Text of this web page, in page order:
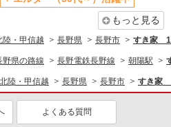
もっと見る
陸・甲信越 長野県 長野市 すき家
野県の路線 長野電鉄長野線 朝陽駅
北陸・甲信越 長野県 長野市 すき家
よくある質問